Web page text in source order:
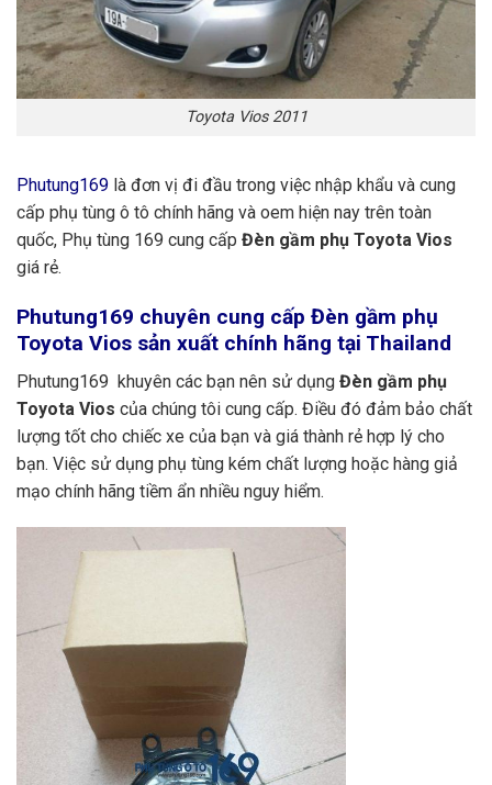
Toyota Vios 2011
Phutung169 là đơn vị đi đầu trong việc nhập khẩu và cung
cấp phụ tùng ô tô chính hãng và oem hiện nay trên toàn
quốc, Phụ tùng 169 cung cấp Đèn gầm phụ Toyota Vios
giá rẻ.
Phutung169 chuyên cung cấp Đèn gầm phụ
Toyota Vios sản xuất chính hãng tại Thailand
Phutung169 khuyên các bạn nên sử dụng Đèn gầm phụ
Toyota Vios của chúng tôi cung cấp. Điều đó đảm bảo chất
lượng tốt cho chiếc xe của bạn và giá thành rẻ hợp lý cho
bạn. Việc sử dụng phụ tùng kém chất lượng hoặc hàng giả
mạo chính hãng tiềm ẩn nhiều nguy hiểm.